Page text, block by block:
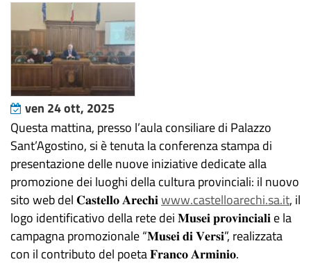
ven 24 ott, 2025
Questa mattina, presso l’aula consiliare di Palazzo
Sant’Agostino, si è tenuta la conferenza stampa di
presentazione delle nuove iniziative dedicate alla
promozione dei luoghi della cultura provinciali: il nuovo
sito web del 𝐂𝐚𝐬𝐭𝐞𝐥𝐥𝐨 𝐀𝐫𝐞𝐜𝐡𝐢www.castelloarechi.sa.it, il
logo identificativo della rete dei 𝐌𝐮𝐬𝐞𝐢 𝐩𝐫𝐨𝐯𝐢𝐧𝐜𝐢𝐚𝐥𝐢 e la
campagna promozionale “𝐌𝐮𝐬𝐞𝐢 𝐝𝐢 𝐕𝐞𝐫𝐬𝐢”, realizzata
con il contributo del poeta 𝐅𝐫𝐚𝐧𝐜𝐨 𝐀𝐫𝐦𝐢𝐧𝐢𝐨.